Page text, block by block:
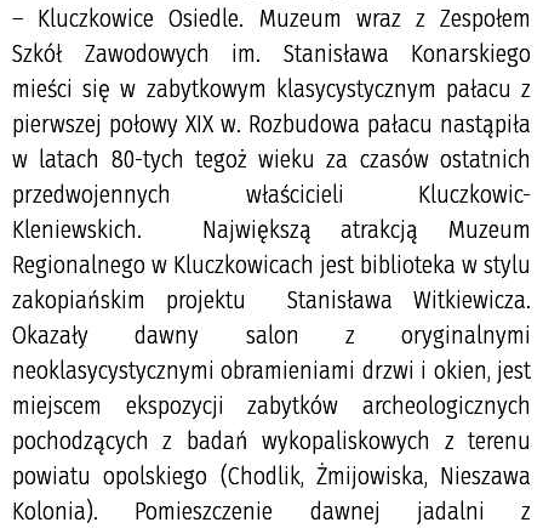
– Kluczkowice Osiedle. Muzeum wraz z Zespołem
Szkół Zawodowych im. Stanisława Konarskiego
mieści się w zabytkowym klasycystycznym pałacu z
pierwszej połowy XIX w. Rozbudowa pałacu nastąpiła
w latach 80-tych tegoż wieku za czasów ostatnich
przedwojennych właścicieli Kluczkowic-
Kleniewskich. Największą atrakcją Muzeum
Regionalnego w Kluczkowicach jest biblioteka w stylu
zakopiańskim projektu Stanisława Witkiewicza.
Okazały dawny salon z oryginalnymi
neoklasycystycznymi obramieniami drzwi i okien, jest
miejscem ekspozycji zabytków archeologicznych
pochodzących z badań wykopaliskowych z terenu
powiatu opolskiego (Chodlik, Żmijowiska, Nieszawa
Kolonia). Pomieszczenie dawnej jadalni z